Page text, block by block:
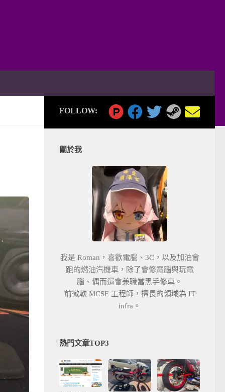
FOLLOW:
關於我
我是 Roman，喜歡電腦、3C，以及加油會
跑的燃油汽機車，除了會修電腦與玩電
腦、偶而還會兼職當黑手修車。
前微軟 MCSE 工程師，擅長的領域為 IT
infra。
熱門文章TOP3